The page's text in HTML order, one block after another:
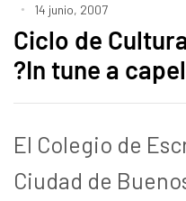
14 junio, 2007
Ciclo de
?In tune a
El Colegio de
Ciudad de